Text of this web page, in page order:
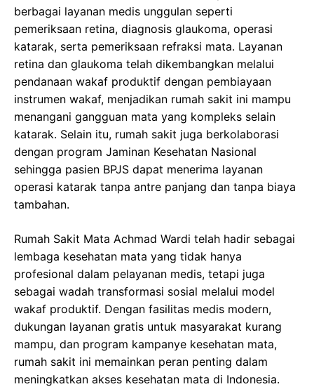
berbagai layanan medis unggulan seperti
pemeriksaan retina, diagnosis glaukoma, operasi
katarak, serta pemeriksaan refraksi mata. Layanan
retina dan glaukoma telah dikembangkan melalui
pendanaan wakaf produktif dengan pembiayaan
instrumen wakaf, menjadikan rumah sakit ini mampu
menangani gangguan mata yang kompleks selain
katarak. Selain itu, rumah sakit juga berkolaborasi
dengan program Jaminan Kesehatan Nasional
sehingga pasien BPJS dapat menerima layanan
operasi katarak tanpa antre panjang dan tanpa biaya
tambahan.
Rumah Sakit Mata Achmad Wardi telah hadir sebagai
lembaga kesehatan mata yang tidak hanya
profesional dalam pelayanan medis, tetapi juga
sebagai wadah transformasi sosial melalui model
wakaf produktif. Dengan fasilitas medis modern,
dukungan layanan gratis untuk masyarakat kurang
mampu, dan program kampanye kesehatan mata,
rumah sakit ini memainkan peran penting dalam
meningkatkan akses kesehatan mata di Indonesia.